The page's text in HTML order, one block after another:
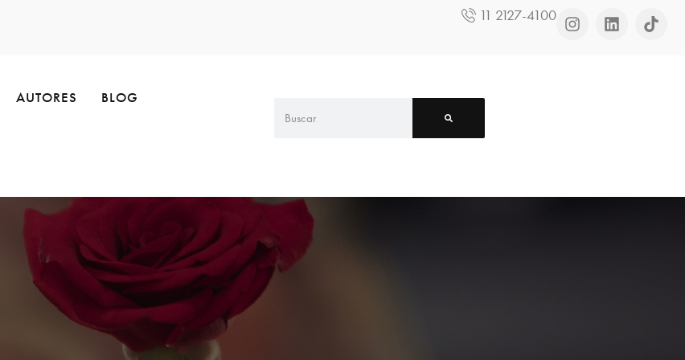
11 2127-4100
AUTORES BLOG